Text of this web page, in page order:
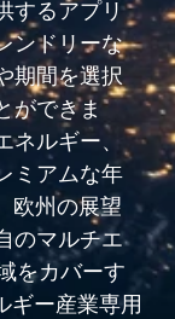
するアプリ
ンドリーな
期間を選択
ができま
ルギー、
ミアムな年
欧州の展望
のマルチエ
をカバーす
ー産業専用